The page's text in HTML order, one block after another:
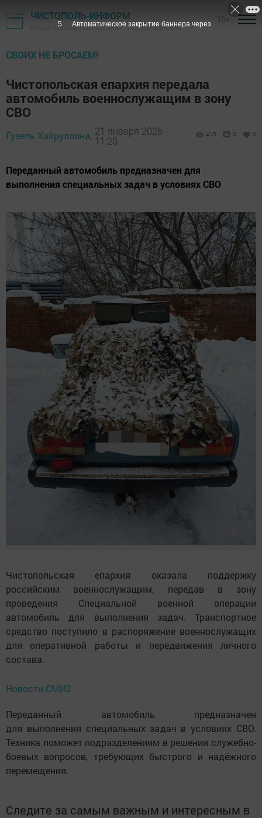
ЧИСТОПОЛЬ-ИНФОРМ
Газета "Чистопольские известия" - новости Чистополя
СВОИХ НЕ БРОСАЕМ!
Чистопольская епархия передала
автомобиль военнослужащим в зону
СВО
Гузель Хайруллина, 21 января 2026 -
11:20
415 0 0
Переданный автомобиль предназначен для
выполнения специальных задач в условиях СВО
Чистопольская епархия оказала поддержку
российским военнослужащим, передав в зону
проведения Специальной военной операции
автомобиль для выполнения задач. Транспортное
средство поступило в распоряжение военнослужащих
для оперативной работы и передвижения личного
состава.
Новости СМИ2
Переданный автомобиль предназначен
для выполнения специальных задач в условиях СВО.
Техника поможет подразделениям в решении служебно-
боевых вопросов, требующих быстрого и надёжного
перемещения.
Следите за самым важным и интересным в
3 Автоматическое закрытие баннера через